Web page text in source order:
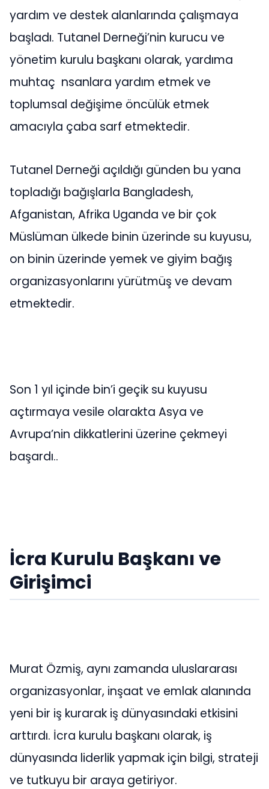
yardım ve destek alanlarında çalışmaya
başladı. Tutanel Derneği’nin kurucu ve
yönetim kurulu başkanı olarak, yardıma
muhtaç nsanlara yardım etmek ve
toplumsal değişime öncülük etmek
amacıyla çaba sarf etmektedir.
Tutanel Derneği açıldığı günden bu yana
topladığı bağışlarla Bangladesh,
Afganistan, Afrika Uganda ve bir çok
Müslüman ülkede binin üzerinde su kuyusu,
on binin üzerinde yemek ve giyim bağış
organizasyonlarını yürütmüş ve devam
etmektedir.
Son 1 yıl içinde bin’i geçik su kuyusu
açtırmaya vesile olarakta Asya ve
Avrupa’nin dikkatlerini üzerine çekmeyi
başardı..
İcra Kurulu Başkanı ve
Girişimci
Murat Özmiş, aynı zamanda uluslararası
organizasyonlar, inşaat ve emlak alanında
yeni bir iş kurarak iş dünyasındaki etkisini
arttırdı. İcra kurulu başkanı olarak, iş
dünyasında liderlik yapmak için bilgi, strateji
ve tutkuyu bir araya getiriyor.